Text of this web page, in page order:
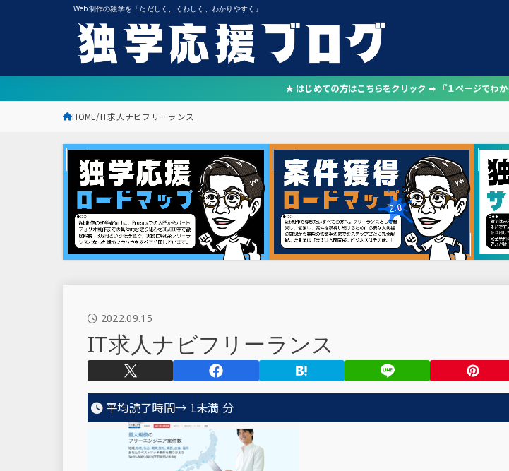
Web制作の独学を「ただしく、くわしく、わかりやすく」
★ はじめての方はこちらをクリック ➠ 『１ページでわか
HOME IT求人ナビフリーランス
2022.09.15
IT求人ナビフリーランス
平均読了時間→ 1未満 分